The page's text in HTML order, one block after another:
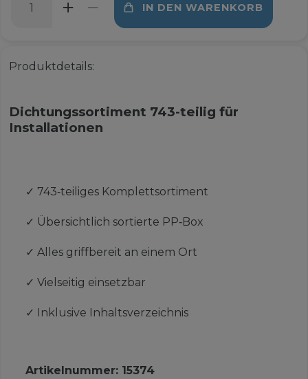
IN DEN WARENKORB
Produktdetails:
Dichtungssortiment 743-teilig für
Installationen
✓ 743‑teiliges Komplettsortiment
✓ Übersichtlich sortierte PP‑Box
✓ Alles griffbereit an einem Ort
✓ Vielseitig einsetzbar
✓ Inklusive Inhaltsverzeichnis
Artikelnummer: 15374